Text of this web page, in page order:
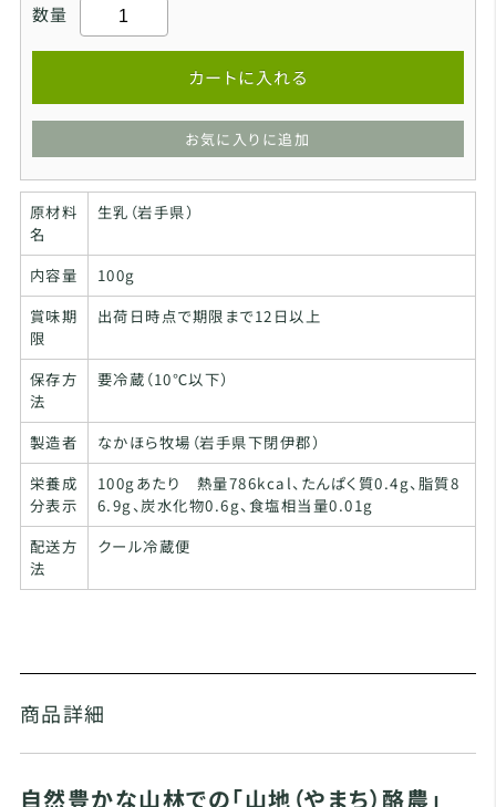
数量
カートに入れる
お気に入りに追加
原材料
名
生乳（岩手県）
内容量
100g
賞味期
限
出荷日時点で期限まで12日以上
保存方
法
要冷蔵（10℃以下）
製造者
なかほら牧場（岩手県下閉伊郡）
栄養成
分表示
100gあたり 熱量786kcal、たんぱく質0.4g、脂質8
6.9g、炭水化物0.6g、食塩相当量0.01g
配送方
法
クール冷蔵便
商品詳細
自然豊かな山林での「山地（やまち）酪農」